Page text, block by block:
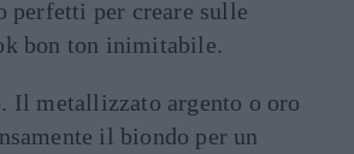
perfetti per creare sulle
bon ton inimitabile.
. Il metallizzato argento o oro
il biondo per un